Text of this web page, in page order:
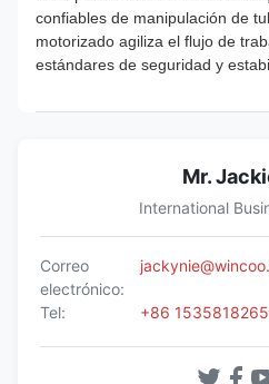
confiables de manipulación de
motorizado agiliza el flujo de
estándares de seguridad y
Mr.
International
Correo
electrónico:
Tel: +86